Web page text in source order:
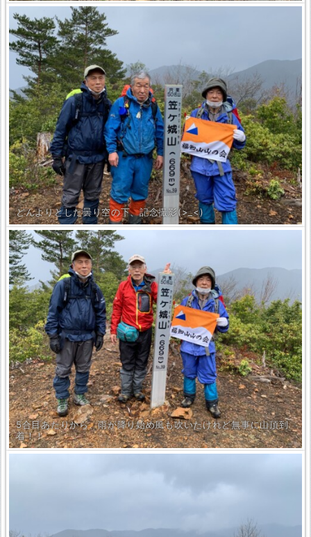
どんよりとした曇り空の下、記念撮影(>_<)
5合目あたりから、雨が降り始め風も吹いたけれど無事に山頂到
着！！